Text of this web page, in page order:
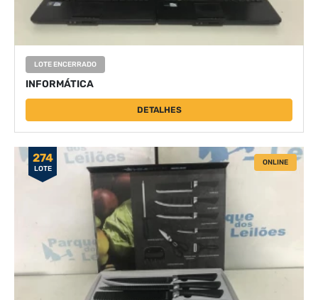
LOTE ENCERRADO
INFORMÁTICA
DETALHES
274
LOTE
ONLINE